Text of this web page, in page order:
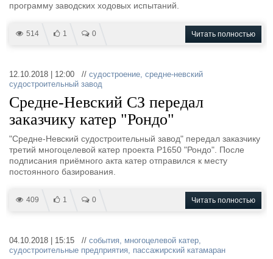
программу заводских ходовых испытаний.
514 1 0 Читать полностью
12.10.2018 | 12:00 // судостроение, средне-невский
судостроительный завод
Средне-Невский СЗ передал
заказчику катер "Рондо"
"Средне-Невский судостроительный завод" передал заказчику
третий многоцелевой катер проекта Р1650 "Рондо". После
подписания приёмного акта катер отправился к месту
постоянного базирования.
409 1 0 Читать полностью
04.10.2018 | 15:15 // события, многоцелевой катер,
судостроительные предприятия, пассажирский катамаран